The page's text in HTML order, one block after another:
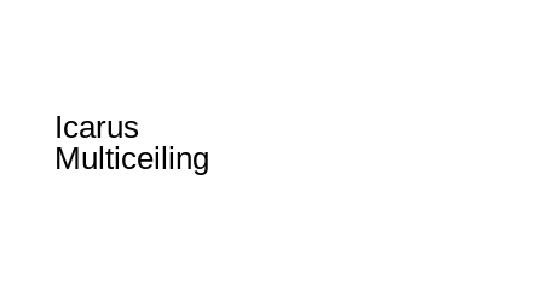
Icarus
Multiceiling